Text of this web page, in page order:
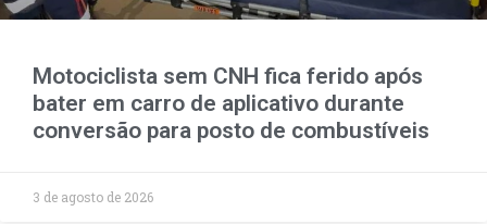
Motociclista sem CNH fica ferido após
bater em carro de aplicativo durante
conversão para posto de combustíveis
3 de agosto de 2026